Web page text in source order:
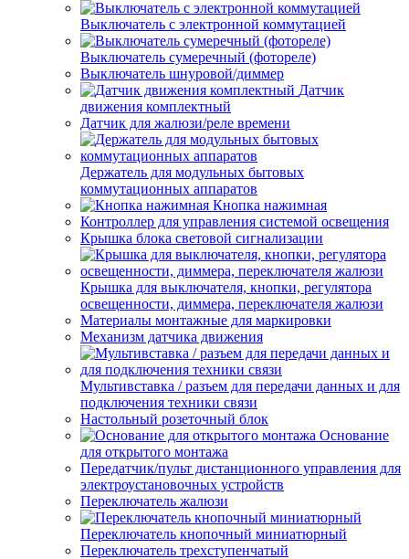
Выключатель с электронной коммутацией
Выключатель сумеречный (фотореле)
Выключатель шнуровой/диммер
Датчик
движения комплектный
Датчик для жалюзи/реле времени
Держатель для модульных бытовых
коммутационных аппаратов
Кнопка нажимная
Контроллер для управления системой освещения
Крышка блока световой сигнализации
Крышка для выключателя, кнопки, регулятора
освещенности, диммера, переключателя жалюзи
Материалы монтажные для маркировки
Механизм датчика движения
Мультивставка / разъем для передачи данных и для
подключения техники связи
Настольный розеточный блок
Основание
для открытого монтажа
Передатчик/пульт дистанционного управления для
электроустановочных устройств
Переключатель жалюзи
Переключатель кнопочный миниатюрный
Переключатель трехступенчатый